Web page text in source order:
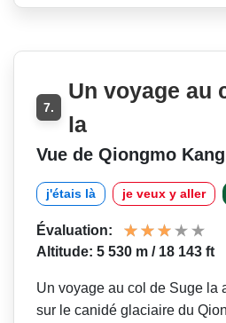
7.
Un voyage au
la
Vue de Qiongmo
j'étais là je veux y aller
Évaluation:
Altitude: 5 530 m / 18 143 ft
Un voyage au col de Suge la
sur le canidé glaciaire du